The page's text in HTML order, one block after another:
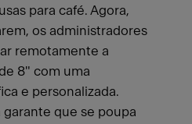
para café. Agora,
os administradores
remotamente a
8" com uma
e personalizada.
garante que se poupa